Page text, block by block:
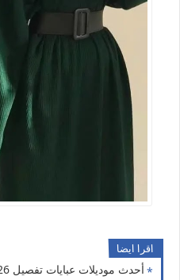
اقرا ايضا
أحدث موديلات عبايات تفصيل 2026 بالصور تناسب جميع الأعمار - موقع يلا عالموضة